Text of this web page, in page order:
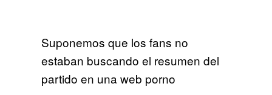
Suponemos que los fans no
estaban buscando el resumen del
partido en una web porno